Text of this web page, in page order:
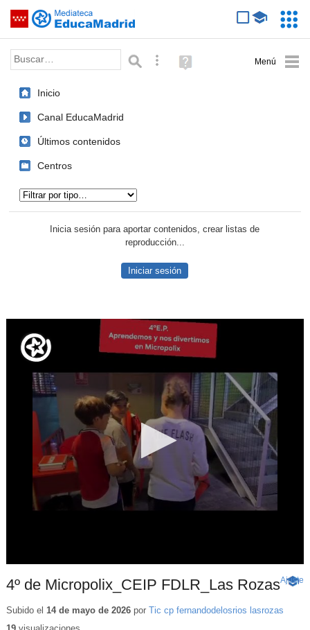
Saltar navegación
Palabra o frase: Búsqueda avanzada
Ayuda
(en
Inicio
Canal EducaMadrid
Últimos contenidos
Centros
Inicia sesión para aportar contenidos, crear listas de
reproducción...
Iniciar sesión
4º de Micropolix_CEIP FDLR_Las Rozas -
Ajuste
Subido el 14 de mayo de 2026por Tic cp fernandodelosrios lasrozas